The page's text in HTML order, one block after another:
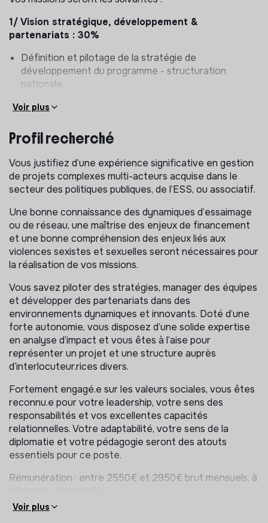
1/ Vision stratégique, développement &
partenariats : 30%
Définition et pilotage de la stratégie de
développement du programme - structuration
nationale
Identification et mobilisation de partenaires
stratégiques (institutionnels, financeurs, réseaux et
Recherche de financement, suivi des conventions et
développement de nouvelles opportunités
(essaimage, financement, innovation)
Structuration du modèle économique et sécurisation
des ressources
2/ Management & pilotage d’équipe : 25%
Encadrement de l’équipe (cheffe de projet, à terme :
chargé.e d’animation réseau)
Appui méthodologique et animation de l’équipe
3/Communication & représentation externe : 25%
Représentation externe du programme et de
l’association
Participation à des événements, conférences,
Contribution à la stratégie de communication globale
Portage du plaidoyer, développement de la notoriété
du programme
4/ Reporting, évaluation & impact : 10%
bilans (dont FSE+)
des indicateurs de performance
Voir plus
Profil recherché
Vous justifiez d’une expérience significative en gestion
de projets complexes multi-acteurs acquise dans le
secteur des politiques publiques, de l’ESS, ou associatif.
Une bonne connaissance des dynamiques d’essaimage
ou de réseau, une maîtrise des enjeux de financement
et une bonne compréhension des enjeux liés aux
violences sexistes et sexuelles seront nécessaires pour
la réalisation de vos missions.
Vous savez piloter des stratégies, manager des équipes
et développer des partenariats dans des
environnements dynamiques et innovants. Doté d’une
forte autonomie, vous disposez d’une solide expertise
en analyse d’impact et vous êtes à l’aise pour
représenter un projet et une structure auprès
d’interlocuteur.rices divers.
Fortement engagé.e sur les valeurs sociales, vous êtes
reconnu.e pour votre leadership, votre sens des
responsabilités et vos excellentes capacités
relationnelles. Votre adaptabilité, votre sens de la
diplomatie et votre pédagogie seront des atouts
essentiels pour ce poste.
Rémunération : entre 2550€ et 2950€ brut mensuels, à
Poste à temps plein, CDD d’1 an renouvelable
Voir plus